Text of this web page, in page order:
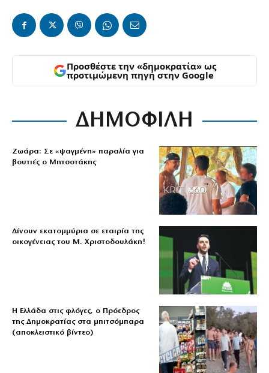
Προσθέστε την «δημοκρατία» ως
προτιμώμενη πηγή στην Google
ΔΗΜΟΦΙΛΗ
Ζωάρα: Σε «ψαγμένη» παραλία για
βουτιές ο Μητσοτάκης
Δίνουν εκατομμύρια σε εταιρία της
οικογένειας του Μ. Χριστοδουλάκη!
Η Ελλάδα στις φλόγες, ο Πρόεδρος
της Δημοκρατίας στα μπιτσόμπαρα
(αποκλειστικό βίντεο)